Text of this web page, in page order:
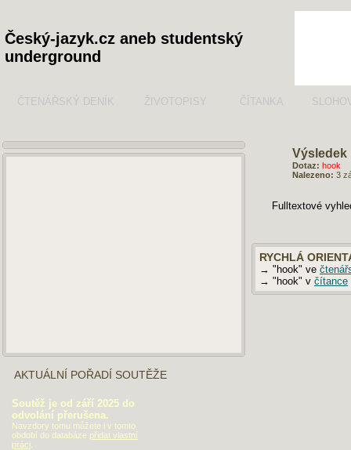
Český-jazyk.cz aneb studentský
underground
ČTENÁŘSKÝ DENÍK ŽIVOTOPISY ČÍTANKA
Výsledek
Dotaz: hook
Nalezeno: 3
Fulltextové
RYCHLÁ
→ "hook" ve
→ "hook" v čítance
AKTUÁLNÍ POŘADÍ SOUTĚŽE
Soutěž je od září 2025 do
odvolání přerušena.
Navzdory tomu můžete i v tomto
období do databáze přidat vlastní
práci